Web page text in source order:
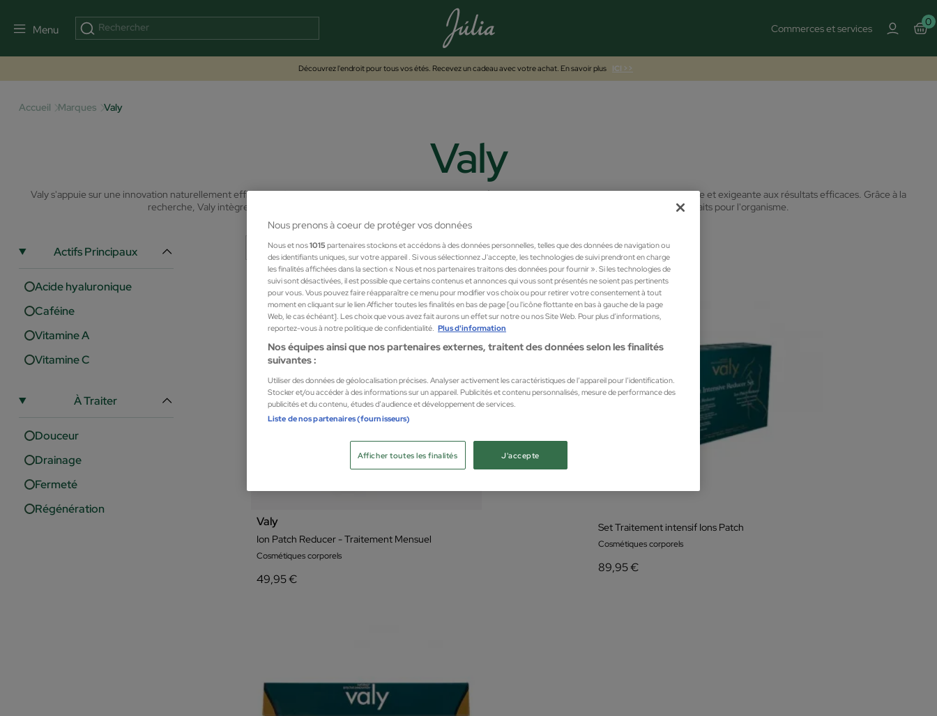
Menu Commerces et services
0
Découvrez l'endroit pour tous vos étés. Recevez un cadeau avec votre achat. En savoir plus ICI >>
Accueil Marques Valy
Valy
Valy s'appuie sur une innovation naturellement efficace, créant des produits de beauté innovants qui vous feront gagner du temps. Une marque transparente et exigeante aux résultats efficaces. Grâce à la
recherche, Valy intègre dans toute sa gamme de produits des actifs et ingrédients naturels qui apporteront d'innombrables bienfaits pour l'organisme.
Actifs Principaux
Acide hyaluronique
Caféine
Vitamine A
Vitamine C
À Traiter
Douceur
Drainage
Fermeté
Régénération
Valy
Ion Patch Reducer - Traitement Mensuel
Cosmétiques corporels
49,95 €
Set Traitement intensif Ions Patch
Cosmétiques corporels
89,95 €
Nous prenons à coeur de protéger vos données
Nous et nos1015 partenaires stockons et accédons à des données personnelles, telles que des données de navigation ou
des identifiants uniques, sur votre appareil . Si vous sélectionnez J'accepte, les technologies de suivi prendront en charge
les finalités affichées dans la section « Nous et nos partenaires traitons des données pour fournir ». Si les technologies de
suivi sont désactivées, il est possible que certains contenus et annonces qui vous sont présentés ne soient pas pertinents
pour vous. Vous pouvez faire réapparaître ce menu pour modifier vos choix ou pour retirer votre consentement à tout
moment en cliquant sur le lien Afficher toutes les finalités en bas de page [ou l'icône flottante en bas à gauche de la page
Web, le cas échéant]. Les choix que vous avez fait aurons un effet sur notre ou nos Site Web. Pour plus d’informations,
reportez-vous à notre politique de confidentialité. Plus d'information
Nos équipes ainsi que nos partenaires externes, traitent des données selon les finalités
suivantes :
Utiliser des données de géolocalisation précises. Analyser activement les caractéristiques de l’appareil pour l’identification.
Stocker et/ou accéder à des informations sur un appareil. Publicités et contenu personnalisés, mesure de performance des
publicités et du contenu, études d’audience et développement de services.
Liste de nos partenaires (fournisseurs)
J'accepte
Afficher toutes les finalités